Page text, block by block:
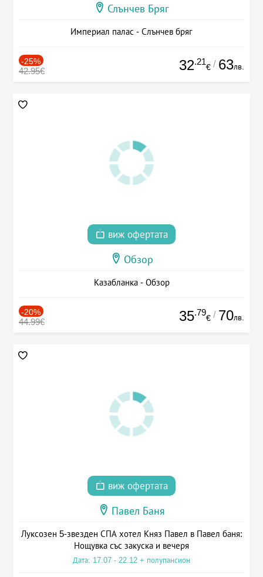
Слънчев Бряг
Империал палас - Слънчев бряг
-25%
42.95€ 32.21
€ / 63лв.
виж офертата
Обзор
Казабланка - Обзор
-20%
44.99€ 35.79
€ / 70лв.
виж офертата
Павел Баня
Луксозен 5-звезден СПА хотел Княз Павел в Павел баня:
Нощувка със закуска и вечеря
Дата: 17.07 - 22.12 + полупансион